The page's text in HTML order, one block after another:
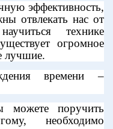
эффективность,
отвлекать нас от
технике
огромное
лучшие.
времени –
можете поручить
необходимо